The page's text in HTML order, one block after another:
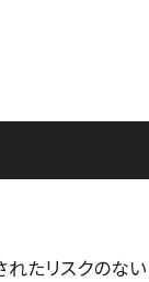
たリスクのない